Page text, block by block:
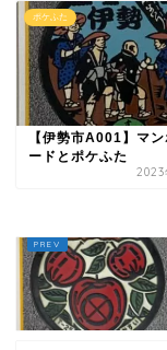
ポケふた
【伊勢市A001】マ
ードとポケふた
2023